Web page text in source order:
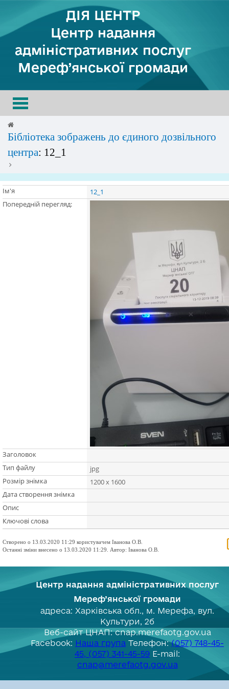
ДІЯ ЦЕНТР
Центр надання
адміністративних послуг
Мереф’янської громади
Toggle
navigation
Бібліотека зображень до єдиного дозвільного
центра: 12_1
Ім'я
12_1
Попередній перегляд:
Заголовок
Тип файлу
jpg
Розмір знімка
1200 x 1600
Дата створення знімка
Опис
Ключові слова
Створено о 13.03.2020 11:29 користувачем Іванова О.В.
Останні зміни внесено о 13.03.2020 11:29. Автор: Іванова О.В.
Центр надання адміністративних послуг
Мереф’янської громади
адреса: Харківська обл., м. Мерефа, вул.
Культури, 2б
Веб-сайт ЦНАП: cnap.merefaotg.gov.ua
Facebook: Наша група Телефон:(057) 748-45-
45, (057) 341-45-59 E-mail:
cnap@merefaotg.gov.ua